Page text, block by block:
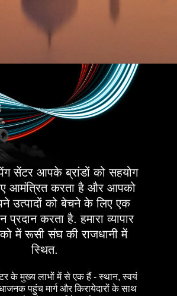
सेंटर आपके ब्रांडों को सहयोग
आमंत्रित करता है और आपको
उत्पादों को बेचने के लिए एक
प्रदान करता है. हमारा व्यापार
में रूसी संघ की राजधानी में
स्थित.
के मुख्य लाभों में से एक हैं - स्थान, स्वयं
पहुंच मार्ग और किरायेदारों के साथ